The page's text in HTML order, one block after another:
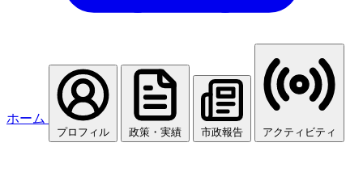
ホーム
プロフィル 政策・実績 市政報告 アクティビティ